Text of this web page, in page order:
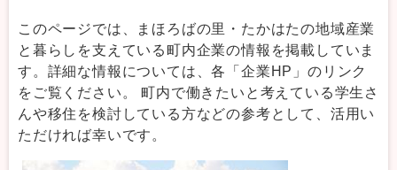
このページでは、まほろばの里・たかはたの地域産業
と暮らしを支えている町内企業の情報を掲載していま
す。詳細な情報については、各「企業HP」のリンク
をご覧ください。 町内で働きたいと考えている学生さ
んや移住を検討している方などの参考として、活用い
ただければ幸いです。